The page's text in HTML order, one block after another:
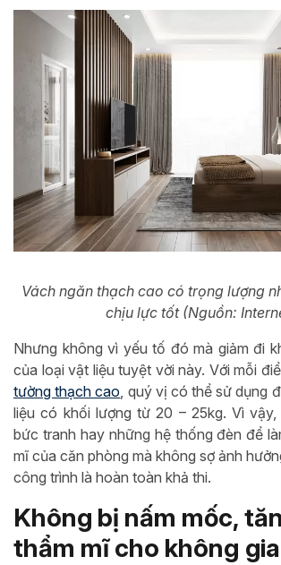
Vách ngăn thạch cao có trọng lượng
chịu lực tốt (Nguồn:
Nhưng không vì yếu tố đó mà giảm đi
của loại vật liệu tuyệt vời này. Với mỗi
tường thạch cao, quý vị có thể sử dụng
liệu có khối lượng từ 20 – 25kg. Vì
bức tranh hay những hệ thống đèn để
mĩ của căn phòng mà không sợ ảnh
công trình là hoàn toàn khả thi.
Không bị nấm mốc,
thẩm mĩ cho không